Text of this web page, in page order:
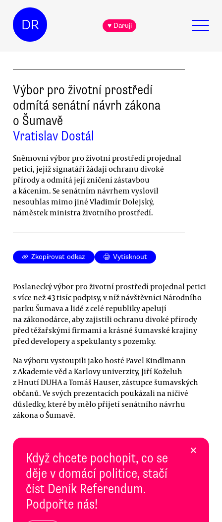
DR ♥ Daruji
Výbor pro životní prostředí
odmítá senátní návrh zákona
o Šumavě
Vratislav Dostál
Sněmovní výbor pro životní prostředí projednal
petici, jejíž signatáři žádají ochranu divoké
přírody a odmítá její zničení zástavbou
a kácením. Se senátním návrhem vyslovil
nesouhlas mimo jiné Vladimír Dolejský,
náměstek ministra životního prostředí.
Zkopírovat odkaz Vytisknout
Poslanecký výbor pro životní prostředí projednal petici
s více než 43 tisíc podpisy, v níž návštěvníci Národního
parku Šumava a lidé z celé republiky apelují
na zákonodárce, aby zajistili ochranu divoké přírody
před těžařskými firmami a krásné šumavské krajiny
před developery a spekulanty s pozemky.
Na výboru vystoupili jako hosté Pavel Kindlmann
z Akademie věd a Karlovy univerzity, Jiří Koželuh
z Hnutí DUHA a Tomáš Hauser, zástupce šumavských
občanů. Ve svých prezentacích poukázali na ničivé
důsledky, které by mělo přijetí senátního návrhu
zákona o Šumavě.
Když chcete pochopit, co se
děje v domácí politice, stačí
číst Deník Referendum.
Podpořte nás!
×